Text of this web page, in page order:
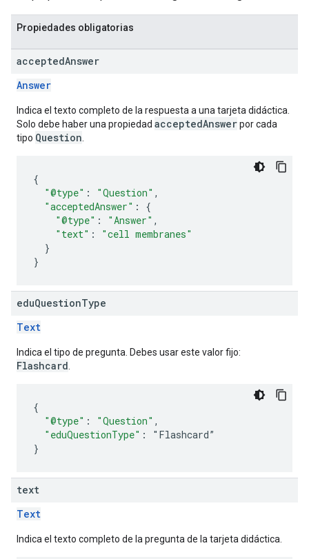
Propiedades obligatorias
acceptedAnswer
Answer
Indica el texto completo de la respuesta a una tarjeta didáctica.
Solo debe haber una propiedad acceptedAnswerpor cada
tipo Question
{
"@type" : "Question" ,
"acceptedAnswer" :
{
"@type" : "Answer" ,
"text" :
"cell membranes"
}
}
eduQuestionType
Text
Indica el tipo de pregunta. Debes usar este valor fijo:
Flashcard
{
"@type" : "Question" ,
"eduQuestionType" : " Flashcard”
}
text
Text
Indica el texto completo de la pregunta de la tarjeta didáctica.